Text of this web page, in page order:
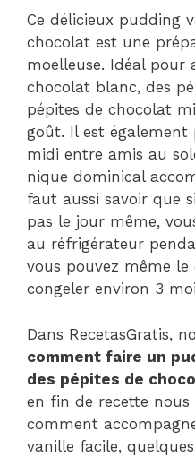
Ce délicieux pudding
chocolat est une
moelleuse. Idéal pour
chocolat blanc, des
pépites de chocolat
goût. Il est
midi entre amis au
nique dominical
faut aussi savoir que
pas le jour même,
au réfrigérateur
vous pouvez même
congeler environ 3
Dans RecetasGratis,
comment faire un
des pépites de
en fin de recette nous
comment
vanille facile,